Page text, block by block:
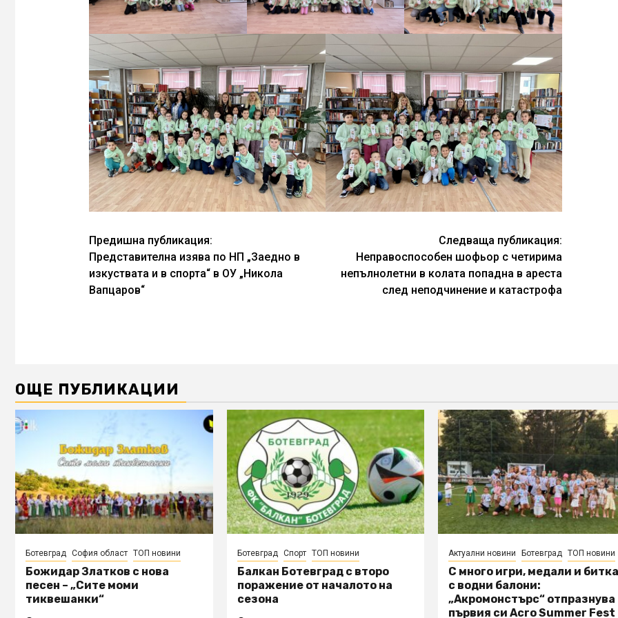
Continue
Reading
Предишна публикация:
Представителна изява по НП „Заедно в
изкуствата и в спорта“ в ОУ „Никола
Вапцаров“
Следваща публикация:
Неправоспособен шофьор с четирима
непълнолетни в колата попадна в ареста
след неподчинение и катастрофа
ОЩЕ ПУБЛИКАЦИИ
Ботевград София област ТОП новини
Божидар Златков с нова
песен – „Сите моми
тиквешанки“
Ботевград Спорт ТОП новини
Балкан Ботевград с второ
поражение от началото на
сезона
Актуални новини Ботевград ТОП новини
С много игри, медали и
с водни балони:
„Акромонстърс“ отпразнува
първия си Acro Summer Fest